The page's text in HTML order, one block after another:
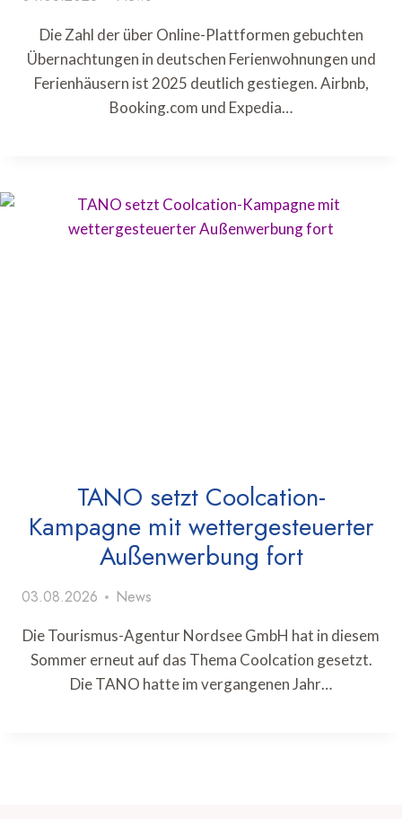
Die Zahl der über Online-Plattformen gebuchten
Übernachtungen in deutschen Ferienwohnungen und
Ferienhäusern ist 2025 deutlich gestiegen. Airbnb,
Booking.com und Expedia…
TANO setzt Coolcation-
Kampagne mit wettergesteuerter
Außenwerbung fort
03.08.2026 News
Die Tourismus-Agentur Nordsee GmbH hat in diesem
Sommer erneut auf das Thema Coolcation gesetzt.
Die TANO hatte im vergangenen Jahr…